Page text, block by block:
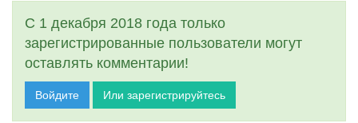
С 1 декабря 2018 года только
зарегистрированные пользователи могут
оставлять комментарии!
Войдите Или зарегистрируйтесь